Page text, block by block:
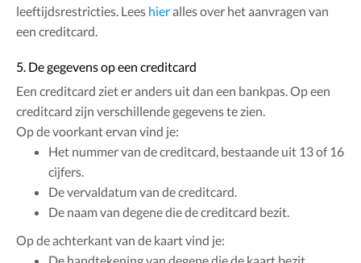
leeftijdsrestricties. Lees hieralles over het aanvragen van
een creditcard.
5. De gegevens op een creditcard
Een creditcard ziet er anders uit dan een bankpas. Op een
creditcard zijn verschillende gegevens te zien.
Op de voorkant ervan vind je:
Het nummer van de creditcard, bestaande uit 13 of 16
cijfers.
De vervaldatum van de creditcard.
De naam van degene die de creditcard bezit.
Op de achterkant van de kaart vind je: